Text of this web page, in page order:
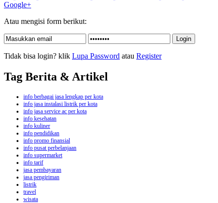
Google+
Atau mengisi form berikut:
Tidak bisa login? klik Lupa Password atau Register
Tag Berita & Artikel
info berbagai jasa lengkap per kota
info jasa instalasi listrik per kota
info jasa service ac per kota
info kesehatan
info kuliner
info pendidikan
info promo finansial
info pusat perbelanjaan
info supermarket
info tarif
jasa pembayaran
jasa pengiriman
listrik
travel
wisata